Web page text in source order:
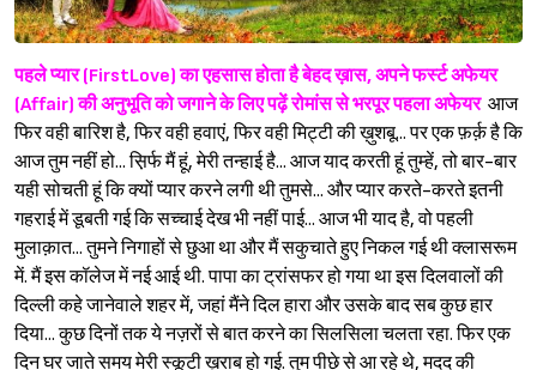
पहले प्यार (FirstLove) का एहसास होता है बेहद ख़ास, अपने फर्स्ट अफेयर
(Affair) की अनुभूति को जगाने के लिए पढ़ें रोमांस से भरपूर पहला अफेयर आज
फिर वही बारिश है, फिर वही हवाएं, फिर वही मिट्टी की ख़ुशबू... पर एक फ़र्क़ है कि
आज तुम नहीं हो... स़िर्फ मैं हूं, मेरी तन्हाई है... आज याद करती हूं तुम्हें, तो बार-बार
यही सोचती हूं कि क्यों प्यार करने लगी थी तुमसे... और प्यार करते-करते इतनी
गहराई में डूबती गई कि सच्चाई देख भी नहीं पाई... आज भी याद है, वो पहली
मुलाक़ात... तुमने निगाहों से छुआ था और मैं सकुचाते हुए निकल गई थी क्लासरूम
में. मैं इस कॉलेज में नई आई थी. पापा का ट्रांसफर हो गया था इस दिलवालों की
दिल्ली कहे जानेवाले शहर में, जहां मैंने दिल हारा और उसके बाद सब कुछ हार
दिया... कुछ दिनों तक ये नज़रों से बात करने का सिलसिला चलता रहा. फिर एक
दिन घर जाते समय मेरी स्कूटी ख़राब हो गई. तुम पीछे से आ रहे थे, मदद की